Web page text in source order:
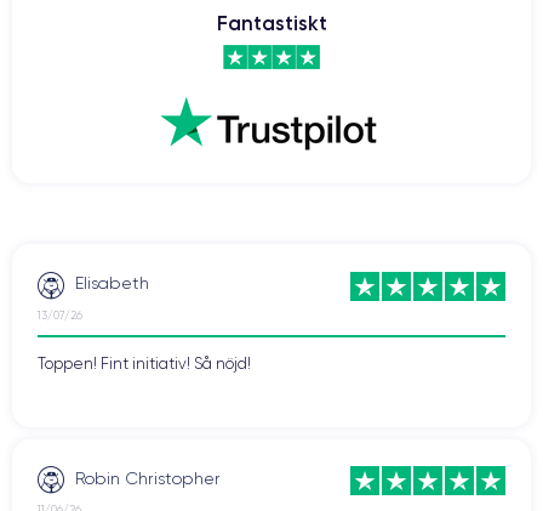
Fantastiskt
Elisabeth
13/07/26
Toppen! Fint initiativ! Så nöjd!
Robin Christopher